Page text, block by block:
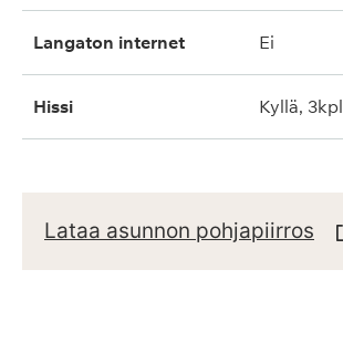
langaton internet ei
hissi kyllä, 3kpl
Lataa asunnon pohjapiirros